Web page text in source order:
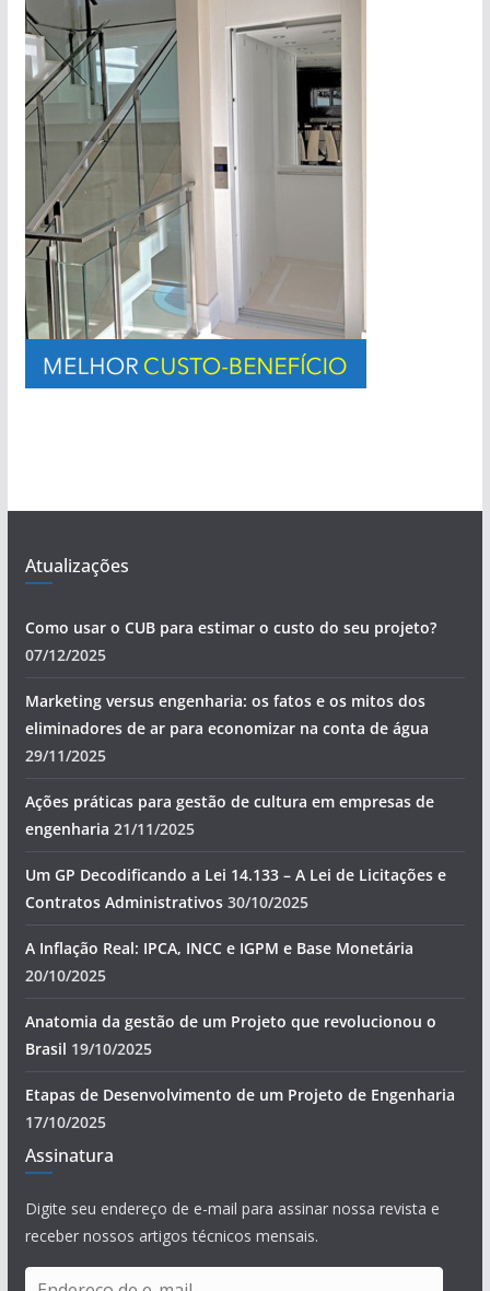
Atualizações
Como usar o CUB para estimar o custo do seu projeto?
07/12/2025
Marketing versus engenharia: os fatos e os mitos dos
eliminadores de ar para economizar na conta de água
29/11/2025
Ações práticas para gestão de cultura em empresas de
engenharia 21/11/2025
Um GP Decodificando a Lei 14.133 – A Lei de Licitações e
Contratos Administrativos 30/10/2025
A Inflação Real: IPCA, INCC e IGPM e Base Monetária
20/10/2025
Anatomia da gestão de um Projeto que revolucionou o
Brasil 19/10/2025
Etapas de Desenvolvimento de um Projeto de Engenharia
17/10/2025
Assinatura
Digite seu endereço de e-mail para assinar nossa revista e
receber nossos artigos técnicos mensais.